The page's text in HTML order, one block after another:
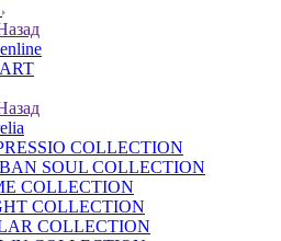
COLLECTION
SOUL COLLECTION
COLLECTION
COLLECTION
COLLECTION